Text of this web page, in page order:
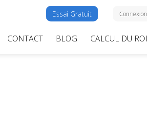
CONTACT BLOG CALCUL DU ROI
Essai Gratuit Connexion